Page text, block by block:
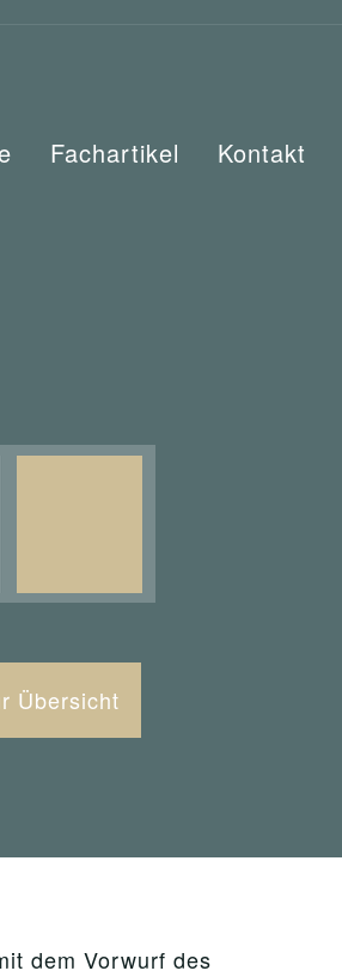
Fachartikel Kontakt
Übersicht
dem Vorwurf des